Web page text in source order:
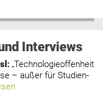
Interviews
: „Technologieoffenheit
– außer für Studien-